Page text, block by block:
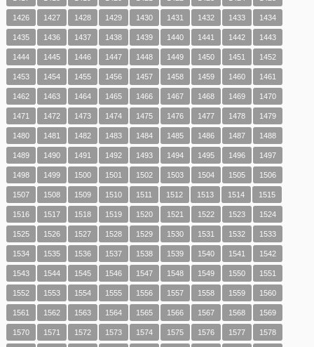
1426 1427 1428 1429 1430 1431 1432 1433 1434
1435 1436 1437 1438 1439 1440 1441 1442 1443
1444 1445 1446 1447 1448 1449 1450 1451 1452
1453 1454 1455 1456 1457 1458 1459 1460 1461
1462 1463 1464 1465 1466 1467 1468 1469 1470
1471 1472 1473 1474 1475 1476 1477 1478 1479
1480 1481 1482 1483 1484 1485 1486 1487 1488
1489 1490 1491 1492 1493 1494 1495 1496 1497
1498 1499 1500 1501 1502 1503 1504 1505 1506
1507 1508 1509 1510 1511 1512 1513 1514 1515
1516 1517 1518 1519 1520 1521 1522 1523 1524
1525 1526 1527 1528 1529 1530 1531 1532 1533
1534 1535 1536 1537 1538 1539 1540 1541 1542
1543 1544 1545 1546 1547 1548 1549 1550 1551
1552 1553 1554 1555 1556 1557 1558 1559 1560
1561 1562 1563 1564 1565 1566 1567 1568 1569
1570 1571 1572 1573 1574 1575 1576 1577 1578